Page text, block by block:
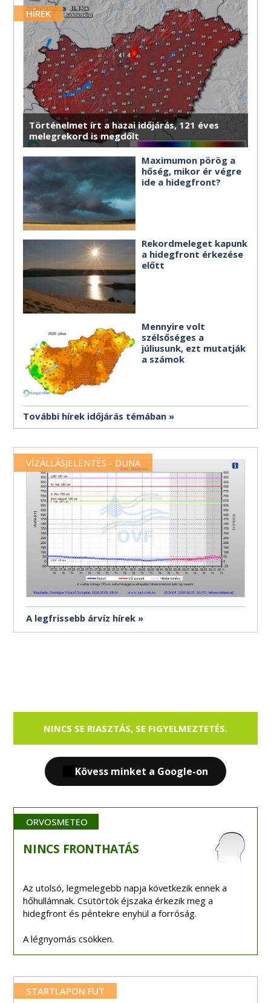
merre érdemes haladnod.
MÉG TÖBB HOROSZKÓP
MÉG TÖBB HOROSZKÓP
MÉG TÖBB HOROSZKÓP
MÉG TÖBB HOROSZKÓP
MÉG TÖBB HOROSZKÓP
MÉG TÖBB HOROSZKÓP
MÉG TÖBB HOROSZKÓP
MÉG TÖBB HOROSZKÓP
MÉG TÖBB HOROSZKÓP
MÉG TÖBB HOROSZKÓP
MÉG TÖBB HOROSZKÓP
HÍREK
Történelmet írt a hazai időjárás, 121 éves
melegrekord is megdőlt
Maximumon pörög a
hőség, mikor ér végre
ide a hidegfront?
Rekordmeleget kapunk
a hidegfront érkezése
előtt
Mennyire volt
szélsőséges a
júliusunk, ezt mutatják
a számok
További hírek időjárás témában
VÍZÁLLÁSJELENTÉS - DUNA
A legfrissebb árvíz hírek
NINCS SE RIASZTÁS, SE FIGYELMEZTETÉS.
Kövess minket a Google-on
ORVOSMETEO
NINCS FRONTHATÁS
Az utolsó, legmelegebb napja következik ennek a
hőhullámnak. Csütörtök éjszaka érkezik meg a
hidegfront és péntekre enyhül a forróság.
A légnyomás csökken.
STARTLAPON FUT